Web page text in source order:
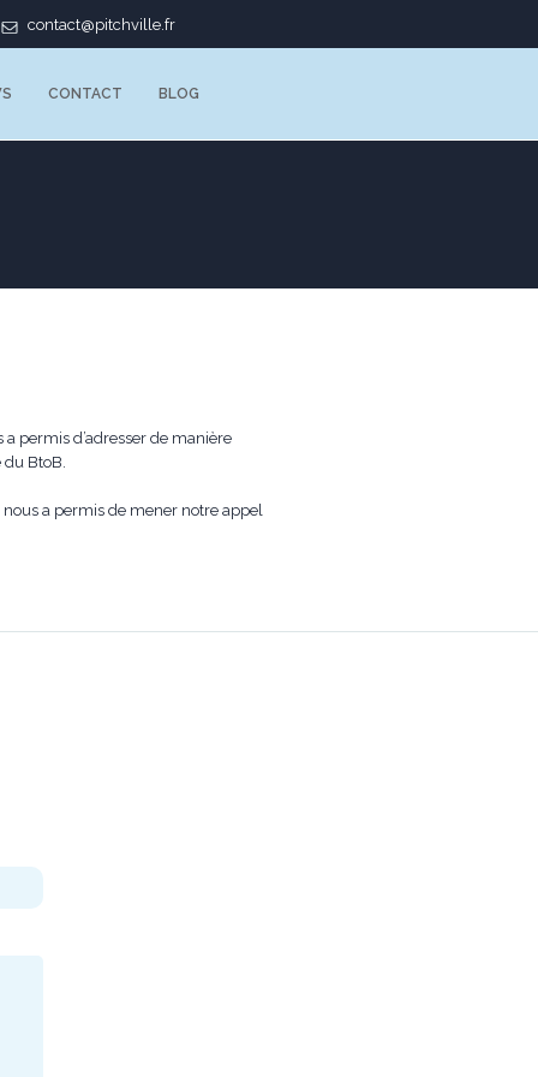
contact@pitchville.fr
CONTACT BLOG
permis d’adresser de manière
BtoB.
a permis de mener notre appel